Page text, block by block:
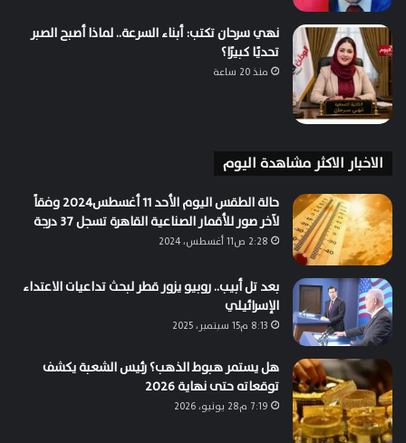
نهي سرحان تكتب: أبناء السرعة.. لماذا أصبح الصبر
تحديًا كبيرًا؟
منذ 20 ساعة
الاخبار الاكثر مشاهدة اليوم
حالة الطقس اليوم الأحد 11 أغسطس2024 وفقاً
لآخر صور للأقمار الصناعية القاهرة تسجل 37 درجة
2:28 ص11 أغسطس، 2024
بعد تل أبيب.. روبيو يزور قطر لبحث تداعيات الاعتداء
الإسرائيلي
8:13 م15 سبتمبر، 2025
هل يستمر هبوط الذهب؟ رئيس الشعبة يكشف
توقعاته حتى نهاية 2026
7:19 م28 يونيو، 2026